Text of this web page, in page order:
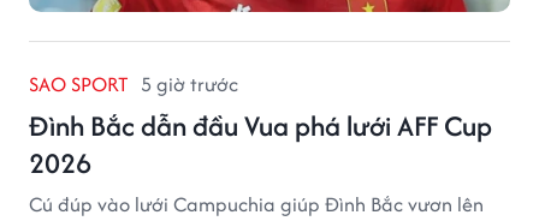
SAO SPORT 5 giờ trước
Đình Bắc dẫn đầu Vua phá lưới AFF Cup
2026
Cú đúp vào lưới Campuchia giúp Đình Bắc vươn lên